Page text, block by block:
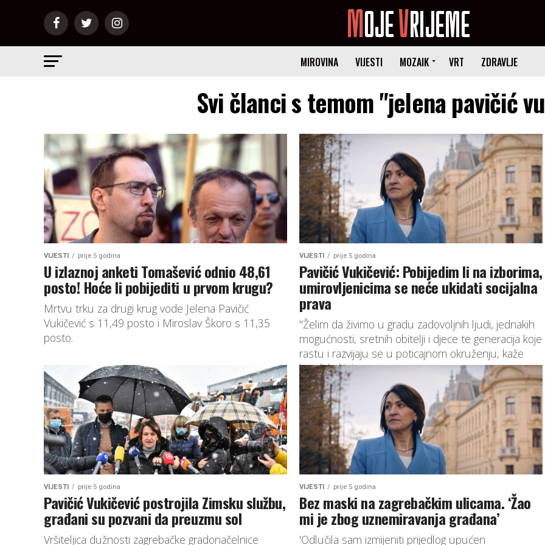
MIROVINA VIJESTI MOZAIK VRT ZDRAVLJE
Svi članci s temom "jelena pavičić
VIJESTI prije 5 godina
U izlaznoj anketi Tomašević odnio 48,61
posto! Hoće li pobijediti u prvom krugu?
Mrtvu trku za drugi krug vode Jelena Pavičić
Vukičević s 11,49 posto i Miroslav Škoro s 11,35
posto.
VIJESTI prije 5 godina
Pavičić Vukičević: Pobijedim li na izborima,
umirovljenicima se neće ukidati socijalna
prava
"Želim da živimo u gradu zadovoljnih ljudi, jednakih
mogućnosti, sretnih obitelji i djece te generacija koje
rastu i razvijaju se u poticajnom okruženju, kaže
kandidatkinja na...
VIJESTI prije 5 godina
Pavičić Vukičević postrojila Zimsku službu,
građani su pozvani da preuzmu sol
Vršiteljica dužnosti zagrebačke gradonačelnice
VIJESTI prije 5 godina
Bez maski na zagrebačkim ulicama. ‘Žao
mi je zbog uznemiravanja građana’
'Odlučila sam izmijeniti prijedlog upućen